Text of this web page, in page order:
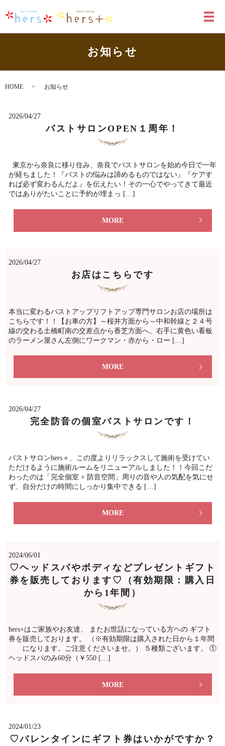
メ
お知らせ
HOME お知らせ
2026/04/27
バストサロンOPEN１周年！
東京から奈良に移り住み、奈良でバストサロンを始め今日で一年
が経ちました！『バストの悩みは諦めるものではない』『ケアす
れば必ず変わるんだよ』を伝えたい！その一心でやってきて最近
ではありがたいことに予約が埋まっ […]
MORE
2026/04/27
お店はこちらです
本当に変わるバストアップリフトアップ専門サロンお店の場所は
こちらです！！【お車の方】～桜井方面から～中和幹線と２４号
線の交わる土橋町南の交差点から香芝方面へ。右手に黄色い看板
のラーメン屋さん左側にワークマン・赤から・ロー […]
MORE
2026/04/27
完全防音の個室バストサロンです！
バストサロンhers＋、この度よりリラックスして施術を受けてい
ただけるように施術ルームをリニューアルしました！！今回こだ
わったのは「完全個室 × 防音空間」周りの音や人の気配を気にせ
ず、自分だけの時間にしっかり集中できる […]
MORE
2024/06/01
♡ヘッドスパやボディなどプレゼントギフト
券を販売しております♡（有効期限：購入日
から1年間）
hers+はご家族やお友達、 またお世話になっている方ヘの ギフト
券を販売しております。 （※有効期限は購入された日から１年間
になります。ご注意くださいませ。） ５種類ございます。 ①
ヘッドスパのみ60分（￥550 […]
MORE
2024/01/23
♡バレンタインにギフト券はいかがですか？